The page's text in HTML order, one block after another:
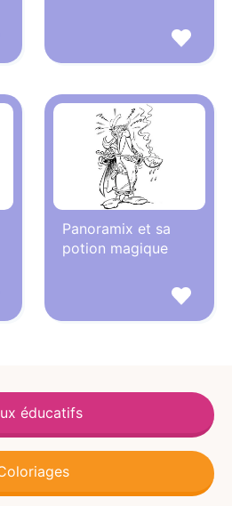
Panoramix et sa
potion magique
éducatifs